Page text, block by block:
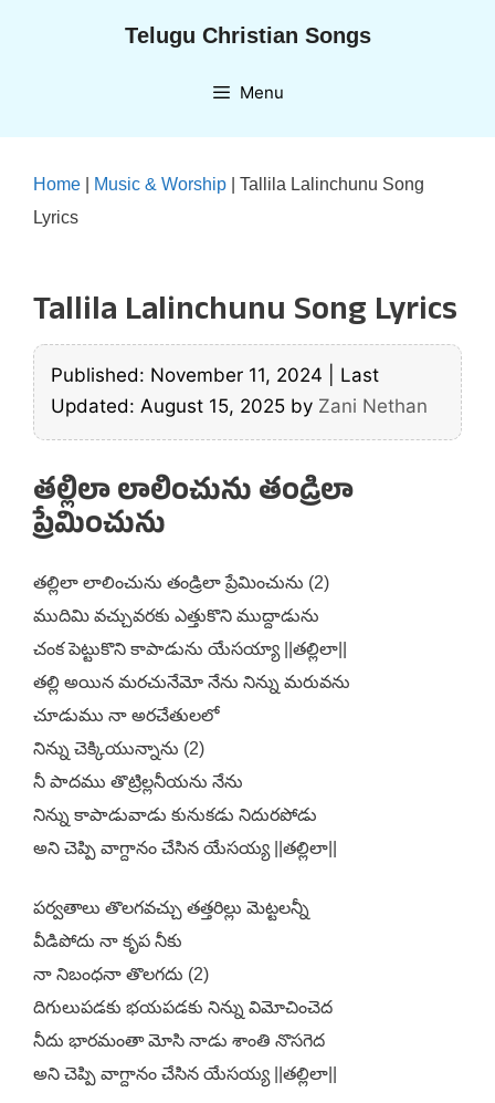
Telugu Christian Songs
Menu
Home Music & Worship
Tallila Lalinchunu Song
Lyrics
Tallila Lalinchunu Song Lyrics
Published: November 11, 2024
Last
Updated: August 15, 2025 by Zani Nethan
తల్లిలా లాలించును తండ్రిలా
ప్రేమించును
తల్లిలా లాలించును తండ్రిలా ప్రేమించును (2)
ముదిమి వచ్చువరకు ఎత్తుకొని ముద్దాడును
చంక పెట్టుకొని కాపాడును యేసయ్యా ||తల్లిలా||
తల్లి అయిన మరచునేమో నేను నిన్ను మరువను
చూడుము నా అరచేతులలో
నిన్ను చెక్కియున్నాను (2)
నీ పాదము తొట్రిల్లనీయను నేను
నిన్ను కాపాడువాడు కునుకడు నిదురపోడు
అని చెప్పి వాగ్దానం చేసిన యేసయ్య ||తల్లిలా||
పర్వతాలు తొలగవచ్చు తత్తరిల్లు మెట్టలన్నీ
వీడిపోదు నా కృప నీకు
నా నిబంధనా తొలగదు (2)
దిగులుపడకు భయపడకు నిన్ను విమోచించెద
నీదు భారమంతా మోసి నాడు శాంతి నొసగెద
అని చెప్పి వాగ్దానం చేసిన యేసయ్య ||తల్లిలా||